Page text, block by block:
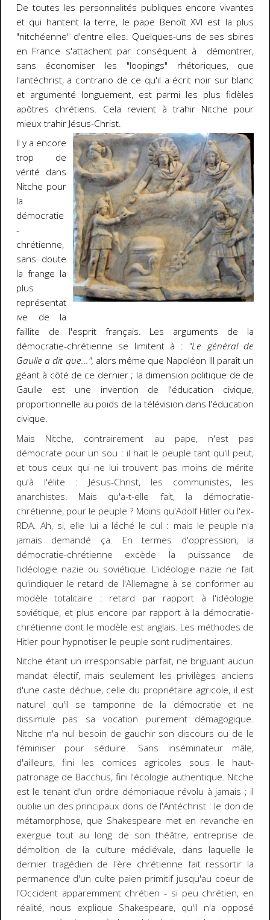
De toutes les personnalités publiques encore vivantes
et qui hantent la terre, le pape Benoît XVI est la plus
"nitchéenne" d'entre elles. Quelques-uns de ses sbires
en France s'attachent par conséquent à démontrer,
sans économiser les "loopings" rhétoriques, que
l'antéchrist, a contrario de ce qu'il a écrit noir sur blanc
et argumenté longuement, est parmi les plus fidèles
apôtres chrétiens. Cela revient à trahir Nitche pour
mieux trahir Jésus-Christ.
Il y a encore
trop de
vérité dans
Nitche pour
la
démocratie
-
chrétienne,
sans doute
la frange la
plus
représentat
ive de la
faillite de l'esprit français. Les arguments de la
démocratie-chrétienne se limitent à : "Le général de
Gaulle a dit que...", alors même que Napoléon III paraît un
géant à côté de ce dernier ; la dimension politique de de
Gaulle est une invention de l'éducation civique,
proportionnelle au poids de la télévision dans l'éducation
civique.
Mais Nitche, contrairement au pape, n'est pas
démocrate pour un sou : il hait le peuple tant qu'il peut,
et tous ceux qui ne lui trouvent pas moins de mérite
qu'à l'élite : Jésus-Christ, les communistes, les
anarchistes. Mais qu'a-t-elle fait, la démocratie-
chrétienne, pour le peuple ? Moins qu'Adolf Hitler ou l'ex-
RDA. Ah, si, elle lui a léché le cul : mais le peuple n'a
jamais demandé ça. En termes d'oppression, la
démocratie-chrétienne excède la puissance de
l'idéologie nazie ou soviétique. L'idéologie nazie ne fait
qu'indiquer le retard de l'Allemagne à se conformer au
modèle totalitaire : retard par rapport à l'idéologie
soviétique, et plus encore par rapport à la démocratie-
chrétienne dont le modèle est anglais. Les méthodes de
Hitler pour hypnotiser le peuple sont rudimentaires.
Nitche étant un irresponsable parfait, ne briguant aucun
mandat électif, mais seulement les privilèges anciens
d'une caste déchue, celle du propriétaire agricole, il est
naturel qu'il se tamponne de la démocratie et ne
dissimule pas sa vocation purement démagogique.
Nitche n'a nul besoin de gauchir son discours ou de le
féminiser pour séduire. Sans inséminateur mâle,
d'ailleurs, fini les comices agricoles sous le haut-
patronage de Bacchus, fini l'écologie authentique. Nitche
est le tenant d'un ordre démoniaque révolu à jamais ; il
oublie un des principaux dons de l'Antéchrist : le don de
métamorphose, que Shakespeare met en revanche en
exergue tout au long de son théâtre, entreprise de
démolition de la culture médiévale, dans laquelle le
dernier tragédien de l'ère chrétienne fait ressortir la
permanence d'un culte païen primitif jusqu'au coeur de
l'Occident apparemment chrétien - si peu chrétien, en
réalité, nous explique Shakespeare, qu'il n'a opposé